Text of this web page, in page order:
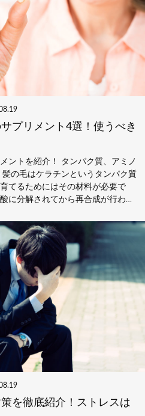
プリメント4選！使うべき
ントを紹介！ タンパク質、アミノ
の毛はケラチンというタンパク質
てるためにはその材料が必要で
に分解されてから再合成が行われ
を徹底紹介！ストレスは